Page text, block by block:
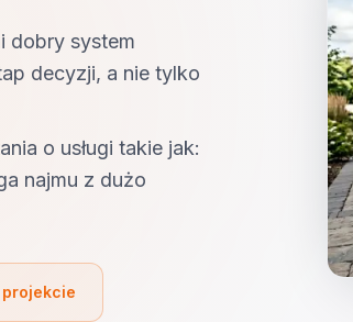
dobry system
decyzji, a nie tylko
o usługi takie jak:
najmu z dużo